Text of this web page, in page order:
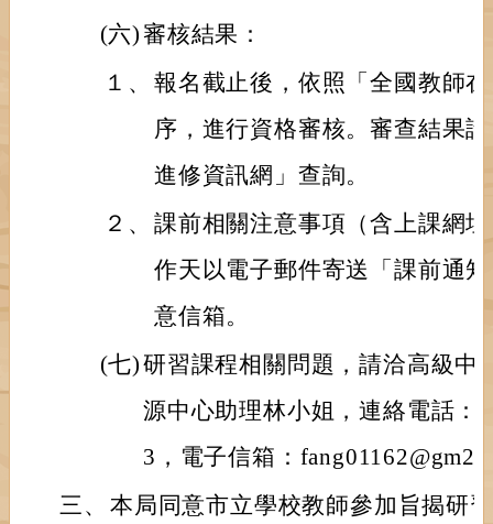
(六) 審核結果：
１、 報名截止後，依照「全國教師
序，進行資格審核。審查結果
進修資訊網」查詢。
２、 課前相關注意事項（含上課網
作天以電子郵件寄送「課前通
意信箱。
(七)研習課程相關問題，請洽高級中
源中心助理林小姐，連絡電話：
3，電子信箱：
三、 本局同意市立學校教師參加旨揭研